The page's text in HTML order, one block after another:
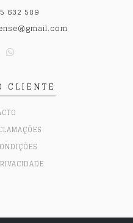
632 589
CLIENTE